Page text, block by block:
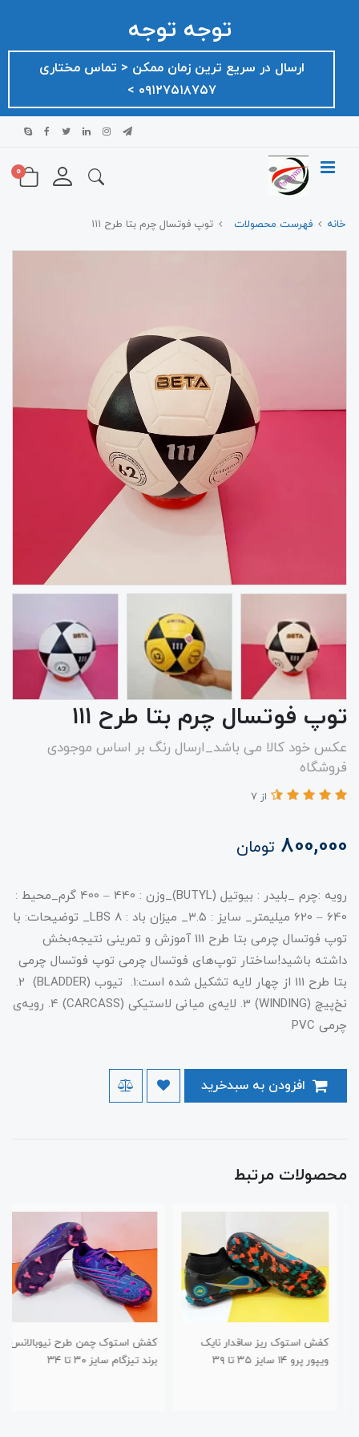
توجه توجه
ارسال در سریع ترین زمان ممکن ‌< تماس مختاری
۰۹۱۲۷۵۱۸۷۵۷ >
0
خانه فهرست محصولات توپ فوتسال چرم بتا طرح ۱۱۱
توپ فوتسال چرم بتا طرح ۱۱۱
عکس خود کالا می باشد_ارسال رنگ بر اساس موجودی
فروشگاه
از 7
800,000 تومان
رویه :چرم _بلیدر : بیوتیل (BUTYL)_وزن : 440 – 400 گرم_محیط :
640 – 620 میلیمتر_ سایز : ۳.۵_ میزان باد : ۸ LBS_ توضیحات: با
توپ فوتسال چرمی بتا طرح 111 آموزش و تمرینی نتیجه‌بخش
داشته باشید!ساختار توپ‌های فوتسال چرمی توپ فوتسال چرمی
بتا طرح 111 از چهار لایه‌ تشکیل شده است:1. تیوب (BLADDER) 2.
نخ‌پیچ (WINDING) 3. لایه‌ی میانی لاستیکی (CARCASS) 4. رویه‌ی
چرمی PVC
محصولات مرتبط
کفش استوک ریز ساقدار نایک
ویپور پرو ۱۴ سایز ۳۵ تا ۳۹
کفش استوک چمن طرح نیوبالانس
برند تیزگام سایز ۳۰ تا ۳۴